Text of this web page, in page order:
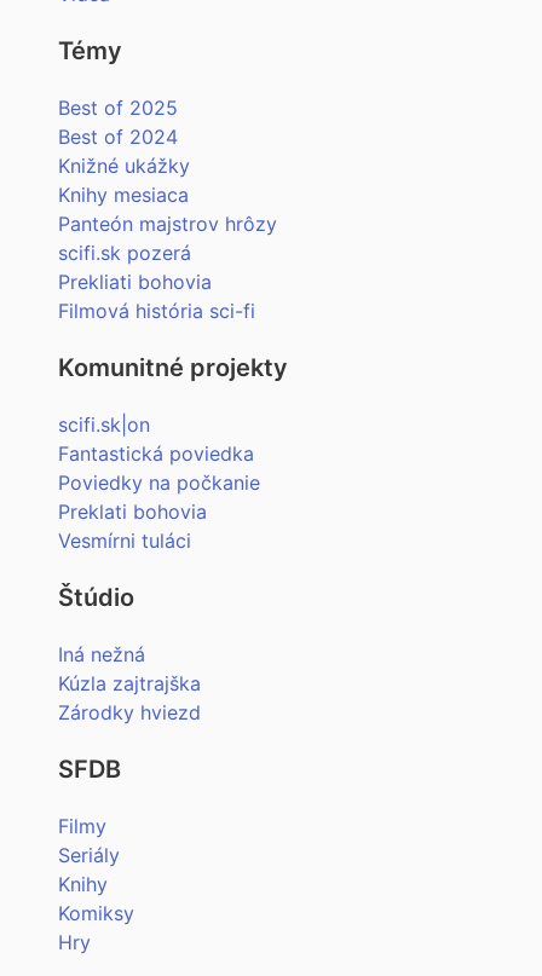
Témy
Best of 2025
Best of 2024
Knižné ukážky
Knihy mesiaca
Panteón majstrov hrôzy
scifi.sk pozerá
Prekliati bohovia
Filmová história sci-fi
Komunitné projekty
scifi.sk|on
Fantastická poviedka
Poviedky na počkanie
Preklati bohovia
Vesmírni tuláci
Štúdio
Iná nežná
Kúzla zajtrajška
Zárodky hviezd
SFDB
Filmy
Seriály
Knihy
Komiksy
Hry